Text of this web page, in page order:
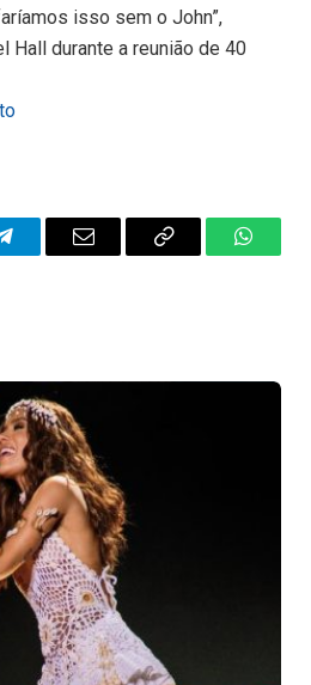
isso sem o John”,
Hall durante a reunião de 40
TelegramEmail
Copy